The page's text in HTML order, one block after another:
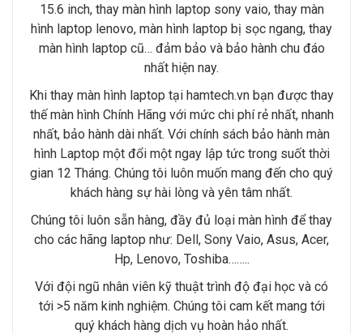
15.6 inch, thay màn hình laptop sony vaio, thay màn
hình laptop lenovo, màn hình laptop bị sọc ngang, thay
màn hình laptop cũ… đảm bảo và bảo hành chu đáo
nhất hiện nay.
Khi thay màn hình laptop tại hamtech.vn bạn được thay
thế màn hình Chính Hãng với mức chi phí rẻ nhất, nhanh
nhất, bảo hành dài nhất. Với chính sách bảo hành màn
hình Laptop một đổi một ngay lập tức trong suốt thời
gian 12 Tháng. Chúng tôi luôn muốn mang đến cho quý
khách hàng sự hài lòng và yên tâm nhất.
Chúng tôi luôn sẵn hàng, đầy đủ loại màn hình để thay
cho các hãng laptop như: Dell, Sony Vaio, Asus, Acer,
Hp, Lenovo, Toshiba……..
Với đội ngũ nhân viên kỹ thuật trình độ đại học và có
tới >5 năm kinh nghiệm. Chúng tôi cam kết mang tới
quý khách hàng dịch vụ hoàn hảo nhất.